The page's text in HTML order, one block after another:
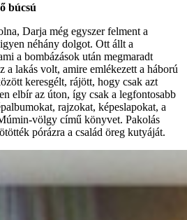
búcsú
Darja még egyszer felment a
néhány dolgot. Ott állt a
a bombázások után megmaradt
a lakás volt, amire emlékezett a háború
keresgélt, rájött, hogy csak azt
elbír az úton, így csak a legfontosabb
rajzokat, képeslapokat, a
völgy című könyvet. Pakolás
pórázra a család öreg kutyáját.